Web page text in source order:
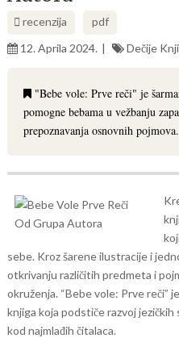
recenzija
pdf
12. Aprila 2024.
Dečije
"Bebe vole: Prve reči" je
pomogne bebama u vežbanju
prepoznavanja osnovnih pojmova.
sebe. Kroz šarene ilustracije i
otkrivanju različitih predmeta i
okruženja. “Bebe vole: Prve reči”
knjiga koja podstiče razvoj
kod najmlađih čitalaca.